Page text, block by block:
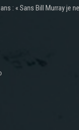
: « Sans Bill Murray je